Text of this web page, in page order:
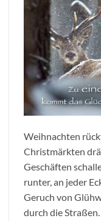
Weihnachten
Christmärkten
Geschäften
runter, an jeder
Geruch von
durch die